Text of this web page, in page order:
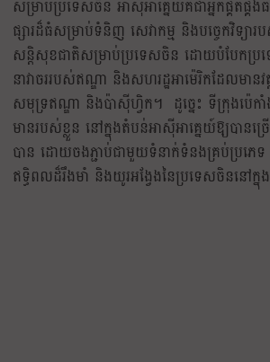
សម្រាប់ប្រទេសចិន អាស៊ីអាគ្នេយ៍គឺជាអ្នកផ្គត់ផ្គ
ផ្សារដ៏ធំសម្រាប់ទំនិញ សេវាកម្ម និងបច្ចេកវិទ្យ
សន្តិសុខជាតិសម្រាប់ប្រទេសចិន ដោយបំបែកប្
នាវាចររបស់ឥណ្ឌា និងសហរដ្ឋអាម៉េរិកដែលមានវ
សមុទ្រឥណ្ឌា និងប៉ាស៊ីហ្វិក។ ដូច្នេះ ទីក្រុងប៉េកាំងច
មានរបស់ខ្លួន នៅក្នុងតំបន់អាស៊ីអាគ្នេយ៍ឱ្យបានច្
បាន ដោយចងភ្ជាប់ជាមួយទំនាក់ទំនងគ្រប់ប្រភេទ
ឥទ្ធិពលដ៏រឹងមាំ និងយូរអង្វែងនៃប្រទេសចិននៅក្